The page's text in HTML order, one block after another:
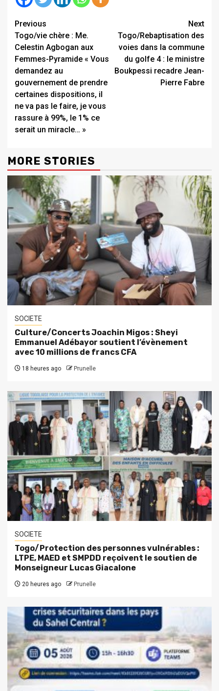
Continue
Reading
Previous
Togo/vie chère : Me.
Celestin Agbogan aux
Femmes-Pyramide « Vous
demandez au
gouvernement de prendre
certaines dispositions, il
ne va pas le faire, je vous
rassure à 99%, le 1% ce
serait un miracle… »
Next
Togo/Rebaptisation des
voies dans la commune
du golfe 4 : le ministre
Boukpessi recadre Jean-
Pierre Fabre
MORE STORIES
SOCIETE
Culture/Concerts Joachin Migos : Sheyi
Emmanuel Adébayor soutient l’évènement
avec 10 millions de francs CFA
18 heures ago Prunelle
SOCIETE
Togo/Protection des personnes vulnérables :
LTPE, MAED et SMPDD reçoivent le soutien de
Monseigneur Lucas Giacalone
20 heures ago Prunelle